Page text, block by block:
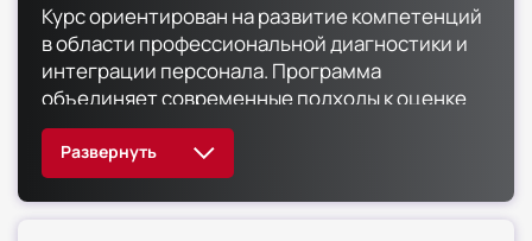
Курс ориентирован на развитие компетенций
в области профессиональной диагностики и
интеграции персонала. Программа
объединяет современные подходы к оценке
кандидатов с психологией делового общения.
Слушатели изучат методы количественного и
качественного анализа профессиональных
характеристик. Особый акцент сделан на